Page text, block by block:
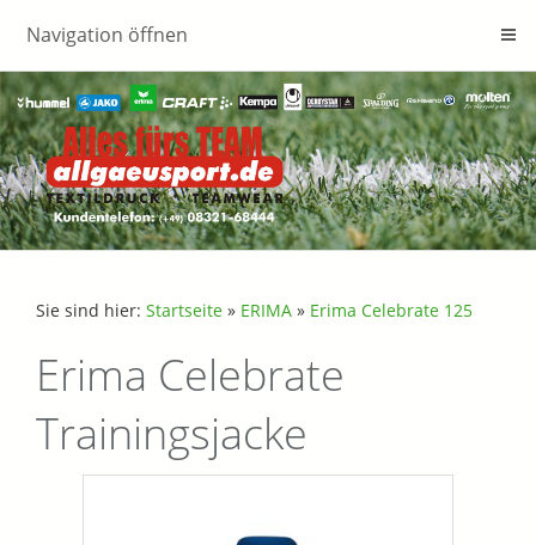
Navigation öffnen
Sie sind hier: Startseite » ERIMA » Erima Celebrate 125
Erima Celebrate
Trainingsjacke